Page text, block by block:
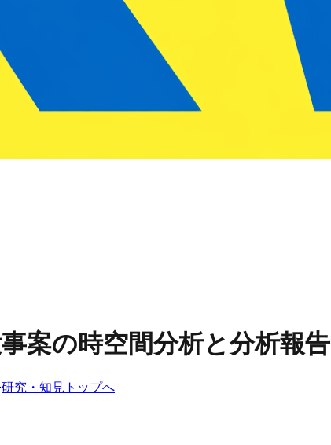
案の時空間分析と分析報告
·研究・知見トップへ